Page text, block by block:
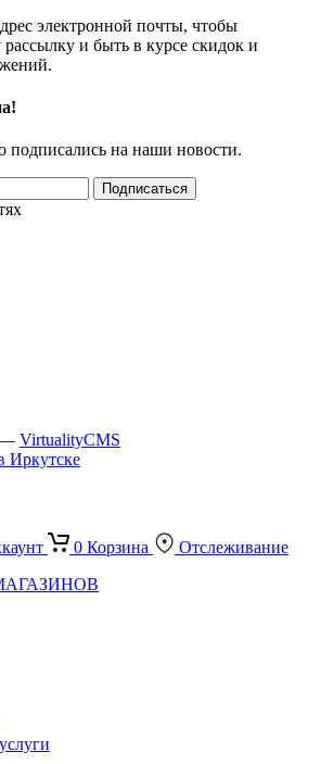
электронной почты, чтобы
и быть в курсе скидок и
на наши новости.
Подписаться
— VirtualityCMS
Иркутске
0 Корзина
Отслеживание